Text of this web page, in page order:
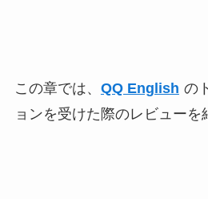
この章では、 QQ English の
ョンを受けた際のレビューを